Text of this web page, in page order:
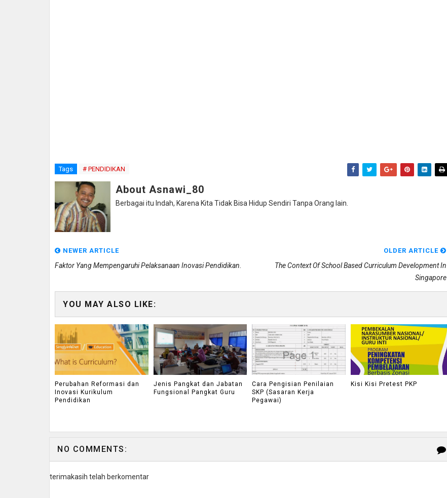
Tags # PENDIDIKAN
About Asnawi_80
Berbagai itu Indah, Karena Kita Tidak Bisa Hidup Sendiri Tanpa Orang lain.
NEWER ARTICLE
Faktor Yang Mempengaruhi Pelaksanaan Inovasi Pendidikan.
OLDER ARTICLE
The Context Of School Based Curriculum Development In
Singapore
YOU MAY ALSO LIKE:
Perubahan Reformasi dan
Inovasi Kurikulum
Pendidikan
Jenis Pangkat dan Jabatan
Fungsional Pangkat Guru
Cara Pengisian Penilaian
SKP (Sasaran Kerja
Pegawai)
Kisi Kisi Pretest PKP
NO COMMENTS:
terimakasih telah berkomentar